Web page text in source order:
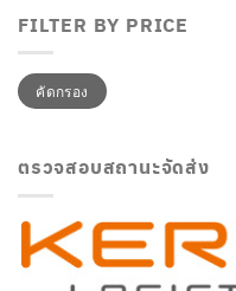
FILTER BY PRICE
ราคา
ต่ำ
สุด
ราคา
สูงสุดคัดกรอง
ตรวจสอบสถานะจัดส่ง